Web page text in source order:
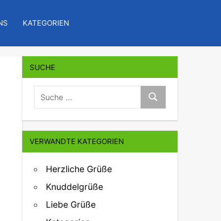
KATEGORIEN
SUCHE
suche:
Suche
VERWANDTE KATEGORIEN
Herzliche Grüße
Knuddelgrüße
Liebe Grüße